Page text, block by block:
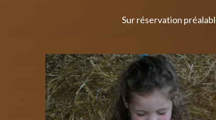
Sur réservation